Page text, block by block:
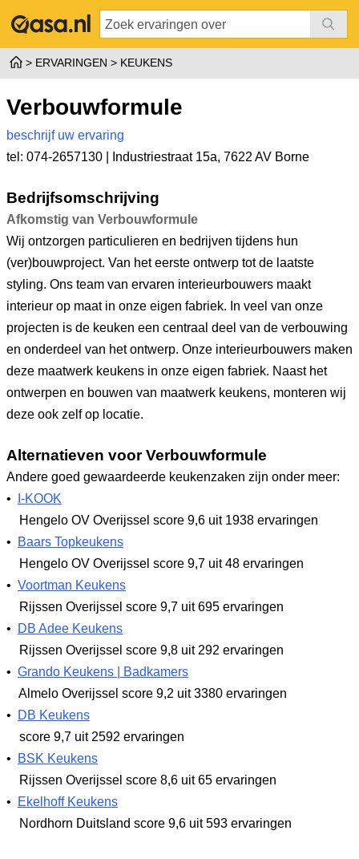
ERVARINGEN KEUKENS
Verbouwformule
beschrijf uw ervaring
tel: 074-2657130 |
Industriestraat 15a, 7622 AV Borne
Bedrijfsomschrijving
Afkomstig van Verbouwformule
Wij ontzorgen particulieren en bedrijven tijdens hun
(ver)bouwproject. Van het eerste ontwerp tot de laatste
styling. Ons team van ervaren interieurbouwers maakt
interieur op maat in onze eigen fabriek. In veel van onze
projecten is de keuken een centraal deel van de verbouwing
en onderdeel van het ontwerp. Onze interieurbouwers maken
deze maatwerk keukens in onze eigen fabriek. Naast het
ontwerpen en bouwen van maatwerk keukens, monteren wij
deze ook zelf op locatie.
Alternatieven voor Verbouwformule
Andere goed gewaardeerde keukenzaken zijn onder meer:
•
I-KOOK
Hengelo OV Overijssel score 9,6 uit 1938 ervaringen
•
Baars Topkeukens
Hengelo OV Overijssel score 9,7 uit 48 ervaringen
• Voortman Keukens
Rijssen Overijssel score 9,7 uit 695 ervaringen
•
DB Adee Keukens
Rijssen Overijssel score 9,8 uit 292 ervaringen
• Grando Keukens | Badkamers
Almelo Overijssel score 9,2 uit 3380 ervaringen
•
DB Keukens
score 9,7 uit 2592 ervaringen
•
BSK Keukens
Rijssen Overijssel score 8,6 uit 65 ervaringen
•
Ekelhoff Keukens
Nordhorn Duitsland score 9,6 uit 593 ervaringen